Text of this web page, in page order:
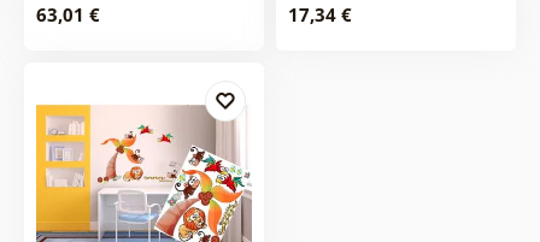
63,01 € 17,34 €